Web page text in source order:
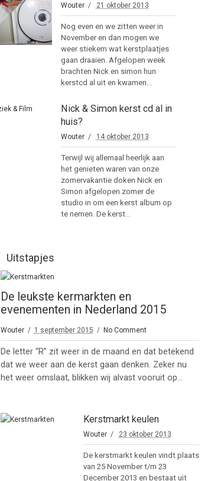
Wouter 21 oktober 2013
Nog even en we zitten weer in
November en dan mogen we
weer stiekem wat kerstplaatjes
gaan draaien. Afgelopen week
brachten Nick en simon hun
kerstcd al uit en kwamen...
Nick & Simon kerst cd al in
huis?
Wouter 14 oktober 2013
Terwijl wij allemaal heerlijk aan
het genieten waren van onze
zomervakantie doken Nick en
Simon afgelopen zomer de
studio in om een kerst album op
te nemen. De kerst...
Uitstapjes
De leukste kermarkten en
evenementen in Nederland 2015
Wouter 1 september 2015 No Comment
De letter “R” zit weer in de maand en dat betekend
dat we weer aan de kerst gaan denken. Zeker nu
het weer omslaat, blikken wij alvast vooruit op...
Kerstmarkt keulen
Wouter 23 oktober 2013
De kerstmarkt keulen vindt plaats
van 25 November t/m 23
December 2013 en bestaat uit